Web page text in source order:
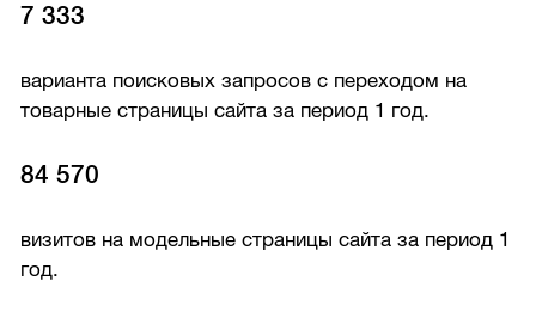
7 333
варианта поисковых запросов с переходом на
товарные страницы сайта за период 1 год.
84 570
визитов на модельные страницы сайта за период 1
год.